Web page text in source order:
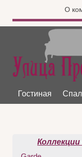
О
Гостиная